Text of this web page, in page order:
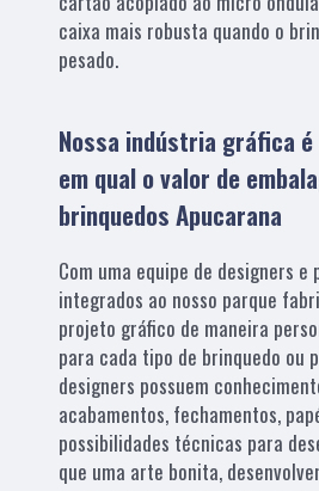
caixa mais robusta quando o
pesado.
Nossa indústria gráfica
em qual o valor de
brinquedos Apucarana
Com uma equipe de designers
integrados ao nosso parque
projeto gráfico de maneira
para cada tipo de brinquedo ou
designers possuem
acabamentos, fechamentos,
possibilidades técnicas para
que uma arte bonita,